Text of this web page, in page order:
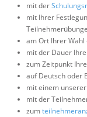
mit der
mit Ihrer
am Ort Ihrer
mit der Dauer
zum Zeitpunkt
auf Deutsch oder
mit einem
mit der
zum